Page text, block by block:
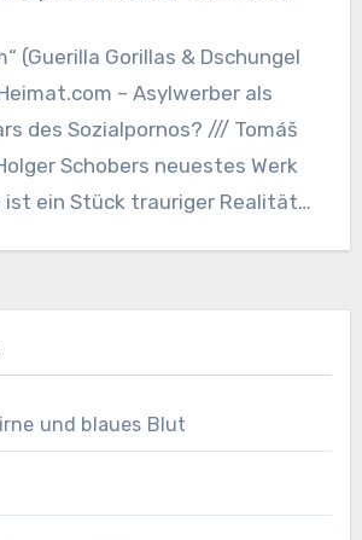
(Guerilla Gorillas & Dschungel
– Asylwerber als
des Sozialpornos? /// Tomáš
Schobers neuestes Werk
ist ein Stück trauriger Realität
und blaues Blut